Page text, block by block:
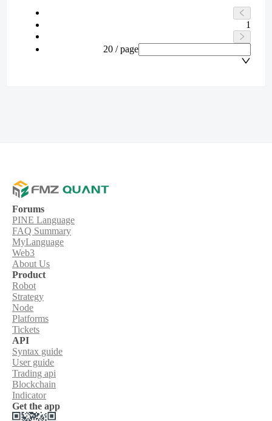
1
20 / page
Forums
PINE Language
FAQ Summary
MyLanguage
Web3
About Us
Product
Robot
Strategy
Node
Platforms
Tickets
API
Syntax guide
User guide
Trading api
Blockchain
Indicator
Get the app